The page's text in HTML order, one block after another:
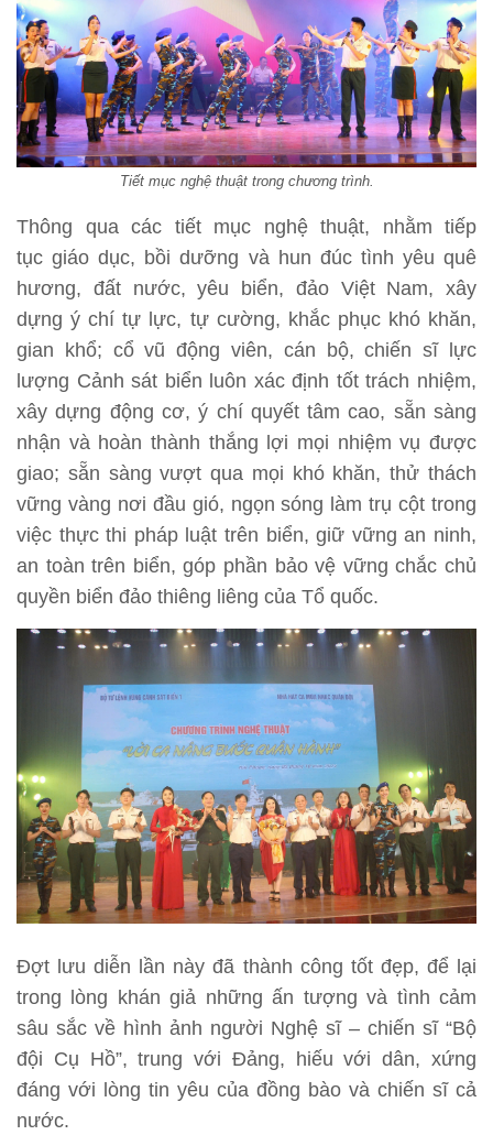
Tiết mục nghệ thuật trong chương trình.
Thông qua các tiết mục nghệ thuật, nhằm tiếp
tục giáo dục, bồi dưỡng và hun đúc tình yêu quê
hương, đất nước, yêu biển, đảo Việt Nam, xây
dựng ý chí tự lực, tự cường, khắc phục khó khăn,
gian khổ; cổ vũ động viên, cán bộ, chiến sĩ lực
lượng Cảnh sát biển luôn xác định tốt trách nhiệm,
xây dựng động cơ, ý chí quyết tâm cao, sẵn sàng
nhận và hoàn thành thắng lợi mọi nhiệm vụ được
giao; sẵn sàng vượt qua mọi khó khăn, thử thách
vững vàng nơi đầu gió, ngọn sóng làm trụ cột trong
việc thực thi pháp luật trên biển, giữ vững an ninh,
an toàn trên biển, góp phần bảo vệ vững chắc chủ
quyền biển đảo thiêng liêng của Tổ quốc.
Đợt lưu diễn lần này đã thành công tốt đẹp, để lại
trong lòng khán giả những ấn tượng và tình cảm
sâu sắc về hình ảnh người Nghệ sĩ – chiến sĩ “Bộ
đội Cụ Hồ”, trung với Đảng, hiếu với dân, xứng
đáng với lòng tin yêu của đồng bào và chiến sĩ cả
nước.